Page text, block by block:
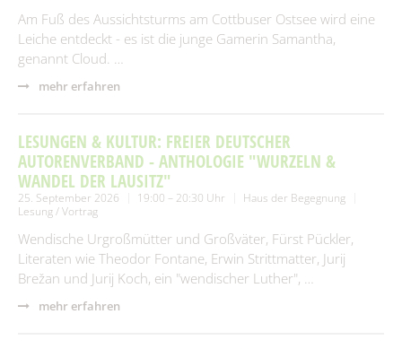
Am Fuß des Aussichtsturms am Cottbuser Ostsee wird eine
Leiche entdeckt - es ist die junge Gamerin Samantha,
genannt Cloud. …
mehr erfahren
LESUNGEN & KULTUR: FREIER DEUTSCHER
AUTORENVERBAND - ANTHOLOGIE "WURZELN &
WANDEL DER LAUSITZ"
25. September 2026 19:00 – 20:30 Uhr
Haus der Begegnung
Lesung / Vortrag
Wendische Urgroßmütter und Großväter, Fürst Pückler,
Literaten wie Theodor Fontane, Erwin Strittmatter, Jurij
Brežan und Jurij Koch, ein "wendischer Luther", …
mehr erfahren